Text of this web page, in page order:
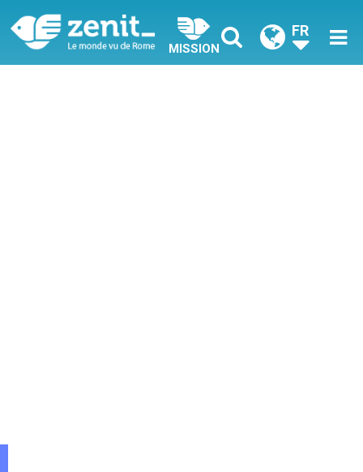
MISSION
FR